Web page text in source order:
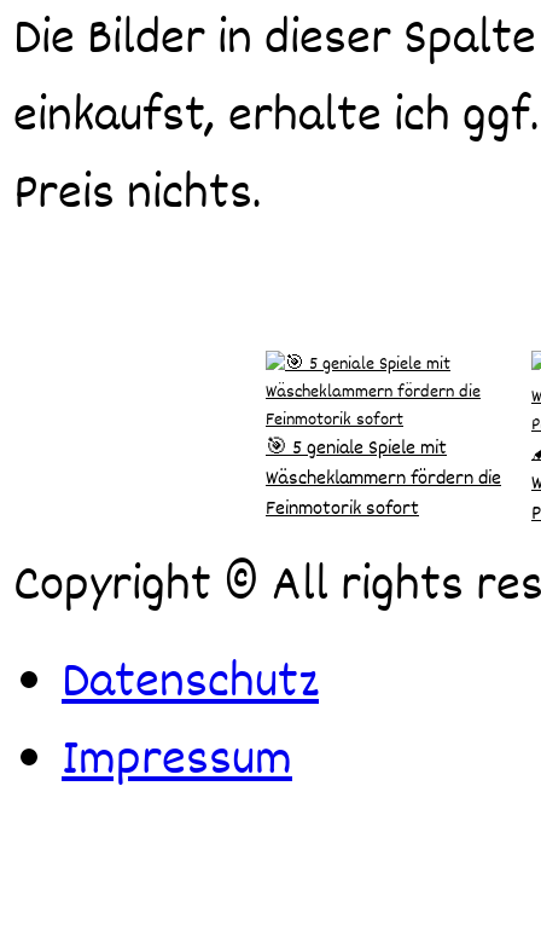
Die Bilder in dieser
einkaufst, erhalte ich
Preis nichts.
🎯 5 geniale Spiele mit
Wäscheklammern fördern die
Feinmotorik sofort
Copyright © All rights
Datenschutz
Impressum